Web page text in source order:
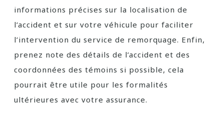
informations précises sur la localisation de
l’accident et sur votre véhicule pour faciliter
l’intervention du service de remorquage. Enfin,
prenez note des détails de l’accident et des
coordonnées des témoins si possible, cela
pourrait être utile pour les formalités
ultérieures avec votre assurance.